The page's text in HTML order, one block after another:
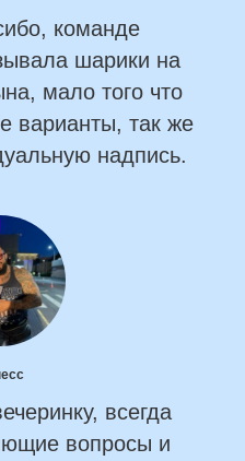
команде
шарики на
мало того что
варианты, так же
надпись.
всегда
вопросы и